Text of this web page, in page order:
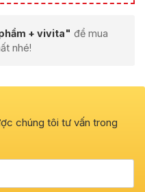
+ vivita" để mua
nhé!
chúng tôi tư vấn trong